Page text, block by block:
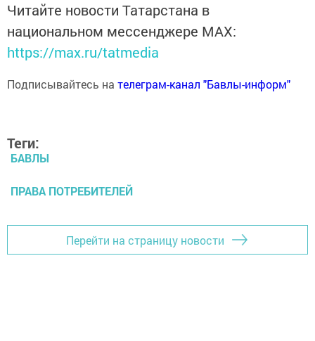
Читайте новости Татарстана в
национальном мессенджере MАХ:
https://max.ru/tatmedia
Подписывайтесь на телеграм-канал "Бавлы-информ"
Теги:
БАВЛЫ
ПРАВА ПОТРЕБИТЕЛЕЙ
Перейти на страницу новости